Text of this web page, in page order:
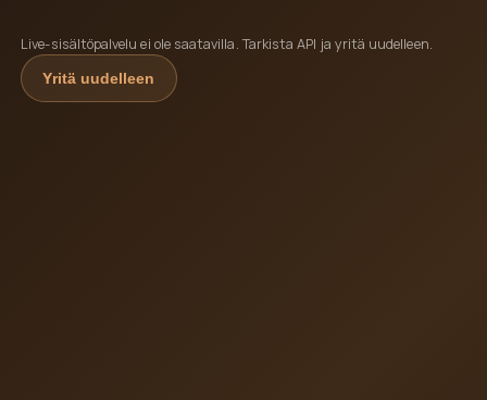
Live-sisältöpalvelu ei ole saatavilla. Tarkista API ja yritä uudelleen.
Yritä uudelleen